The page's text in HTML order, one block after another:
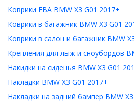
Коврики ЕВА BMW X3 G01 2017+
Коврики в багажник BMW X3 G01
Коврики в салон и багажник BMW
Крепления для лыж и сноубордов
Накидки на сиденья BMW X3 G01
Накладки BMW X3 G01 2017+
Накладки на задний бампер BMW